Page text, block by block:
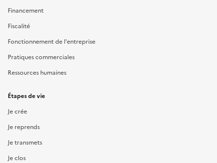
Financement
Fiscalité
Fonctionnement de l'entreprise
Pratiques commerciales
Ressources humaines
Étapes de vie
Je crée
Je reprends
Je transmets
Je clos